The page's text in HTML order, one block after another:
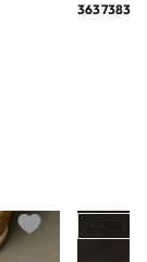
36373839
Add to wishlist